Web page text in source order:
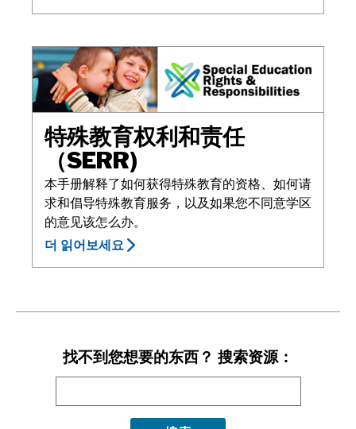
特殊教育权利和责任
（SERR)
本手册解释了如何获得特殊教育的资格、如何请
求和倡导特殊教育服务，以及如果您不同意学区
的意见该怎么办。
더 읽어보세요
找不到您想要的东西？ 搜索资源：